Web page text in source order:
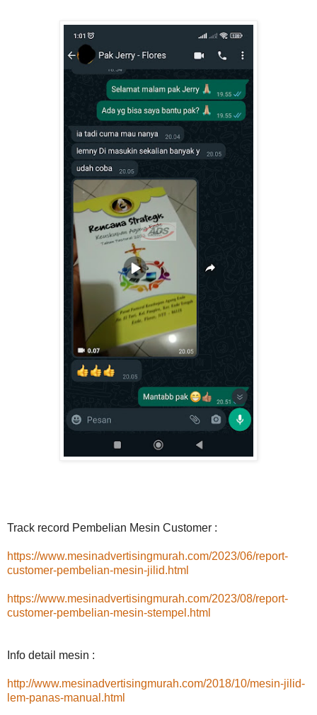
Track record Pembelian Mesin Customer :
https://www.mesinadvertisingmurah.com/2023/06/report-
customer-pembelian-mesin-jilid.html
https://www.mesinadvertisingmurah.com/2023/08/report-
customer-pembelian-mesin-stempel.html
Info detail mesin :
http://www.mesinadvertisingmurah.com/2018/10/mesin-jilid-
lem-panas-manual.html